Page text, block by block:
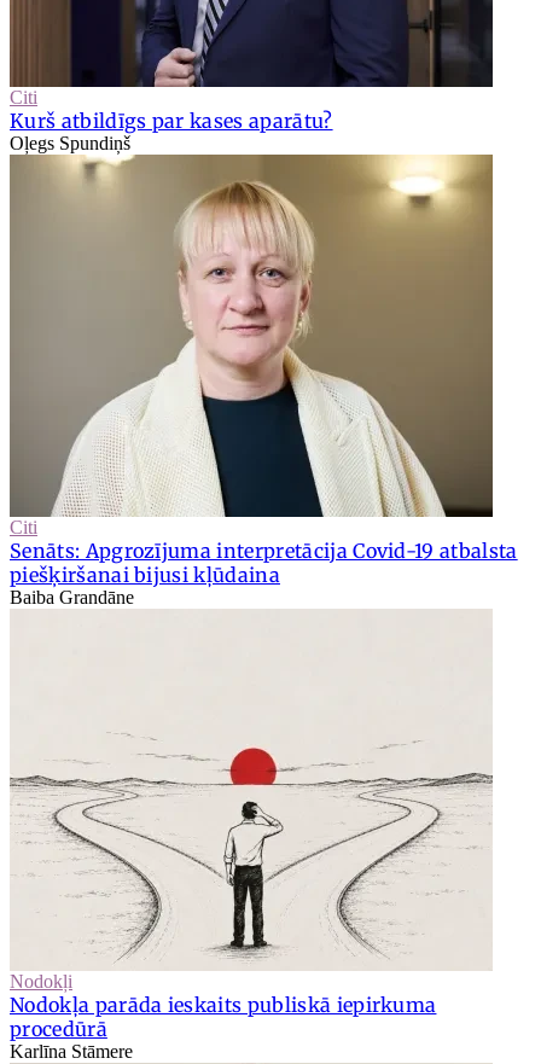
Citi
Kurš atbildīgs par kases aparātu?
Oļegs Spundiņš
Citi
Senāts: Apgrozījuma interpretācija Covid-19 atbalsta
piešķiršanai bijusi kļūdaina
Baiba Grandāne
Nodokļi
Nodokļa parāda ieskaits publiskā iepirkuma
procedūrā
Karlīna Stāmere